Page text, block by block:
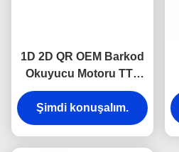
1D 2D QR OEM Barkod
Okuyucu Motoru TTL
USB'li Perakende
Süpermarketler İçin
Şimdi konuşalım.